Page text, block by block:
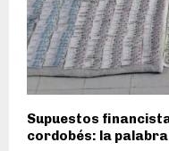
Supuestos
cordobés: la